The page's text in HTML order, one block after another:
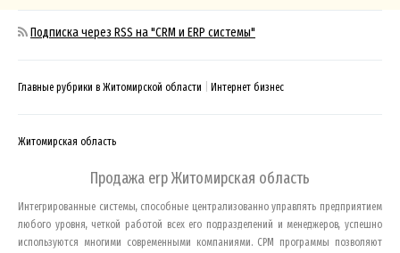
Подписка через RSS на "СRM и ERP системы"
Главные рубрики в Житомирской области Интернет бизнес
Житомирская область
Продажа erpЖитомирская область
Интегрированные системы, способные централизованно управлять предприятием
любого уровня, четкой работой всех его подразделений и менеджеров, успешно
используются многими современными компаниями. СРМ программы позволяют